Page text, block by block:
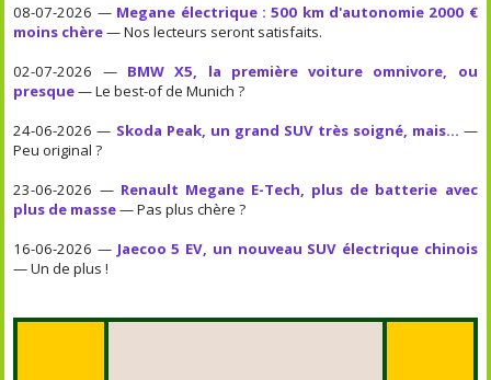
08-07-2026 — Megane électrique : 500 km d'autonomie 2000 €
moins chère— Nos lecteurs seront satisfaits.
02-07-2026 — BMW X5, la première voiture omnivore, ou
presque— Le best-of de Munich ?
24-06-2026 — Skoda Peak, un grand SUV très soigné, mais... —
Peu original ?
23-06-2026 — Renault Megane E-Tech, plus de batterie avec
plus de masse— Pas plus chère ?
16-06-2026 — Jaecoo 5 EV, un nouveau SUV électrique chinois
— Un de plus !